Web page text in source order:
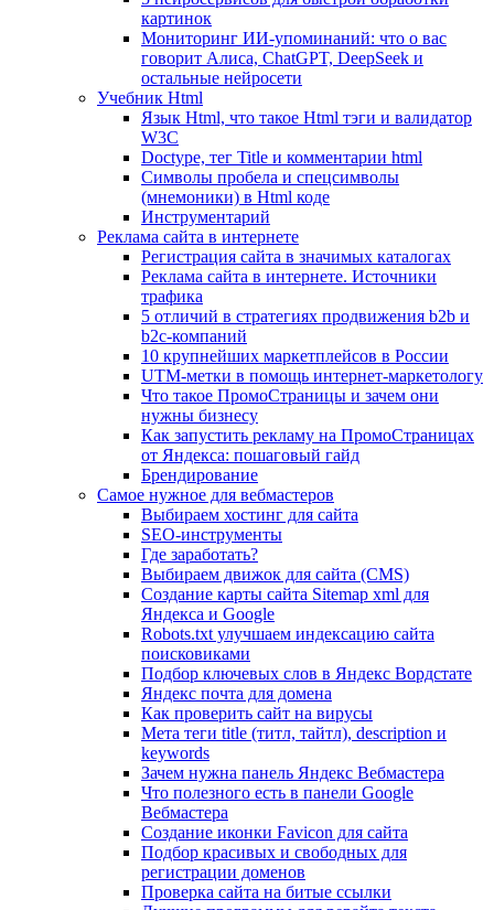
картинок
Мониторинг ИИ-упоминаний: что о вас
говорит Алиса, ChatGPT, DeepSeek и
остальные нейросети
Учебник Html
Язык Html, что такое Html тэги и валидатор
W3C
Doctype, тег Title и комментарии html
Символы пробела и спецсимволы
(мнемоники) в Html коде
Инструментарий
Реклама сайта в интернете
Регистрация сайта в значимых каталогах
Реклама сайта в интернете. Источники
трафика
5 отличий в стратегиях продвижения b2b и
b2c-компаний
10 крупнейших маркетплейсов в России
UTM-метки в помощь интернет-маркетологу
Что такое ПромоСтраницы и зачем они
нужны бизнесу
Как запустить рекламу на ПромоСтраницах
от Яндекса: пошаговый гайд
Брендирование
Самое нужное для вебмастеров
Выбираем хостинг для сайта
SEO-инструменты
Где заработать?
Выбираем движок для сайта (CMS)
Создание карты сайта Sitemap xml для
Яндекса и Google
Robots.txt улучшаем индексацию сайта
поисковиками
Подбор ключевых слов в Яндекс Вордстате
Яндекс почта для домена
Как проверить сайт на вирусы
Мета теги title (титл, тайтл), description и
keywords
Зачем нужна панель Яндекс Вебмастера
Что полезного есть в панели Google
Вебмастера
Создание иконки Favicon для сайта
Подбор красивых и свободных для
регистрации доменов
Проверка сайта на битые ссылки